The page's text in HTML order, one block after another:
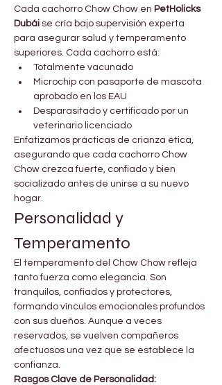
Cada cachorro Chow Chow en PetHolicks
Dubái se cría bajo supervisión experta
para asegurar salud y temperamento
superiores. Cada cachorro está:
Totalmente vacunado
Microchip con pasaporte de mascota
aprobado en los EAU
Desparasitado y certificado por un
veterinario licenciado
Enfatizamos prácticas de crianza ética,
asegurando que cada cachorro Chow
Chow crezca fuerte, confiado y bien
socializado antes de unirse a su nuevo
hogar.
Personalidad y
Temperamento
El temperamento del Chow Chow refleja
tanto fuerza como elegancia. Son
tranquilos, confiados y protectores,
formando vínculos emocionales profundos
con sus dueños. Aunque a veces
reservados, se vuelven compañeros
afectuosos una vez que se establece la
confianza.
Rasgos Clave de Personalidad: